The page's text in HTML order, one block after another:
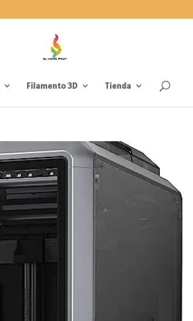
Filamento 3D Tienda